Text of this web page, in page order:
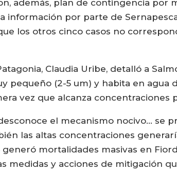
además, plan de contingencia por
información por parte de
los otros cinco casos no
Claudia Uribe, detalló a
pequeño (2-5 um) y habita en agua
vez que alcanza concentraciones
el mecanismo nocivo… se
las altas concentraciones
generó mortalidades masivas en
medidas y acciones de mitigación